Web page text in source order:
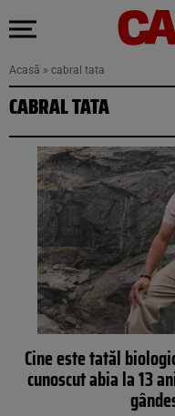
Acasă » cabral tata
CABRAL TATA
Cine este tatăl
cunoscut abia la 13